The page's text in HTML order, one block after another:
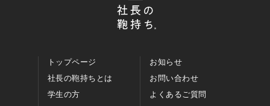
トップページ
社長の鞄持ちとは
学生の方
お知らせ
お問い合わせ
よくあるご質問